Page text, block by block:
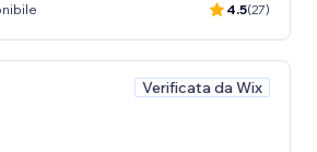
4.5(27)
Verificata da Wix